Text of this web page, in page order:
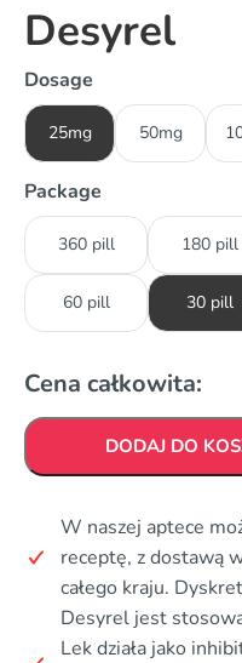
Desyrel
Dosage
25mg 50mg
Package
360 pill 180 pill
60 pill 30 pill
Cena całkowita:
DODAJ DO
W naszej aptece
receptę, z dostawą
całego kraju.
Desyrel jest
Lek działa jako